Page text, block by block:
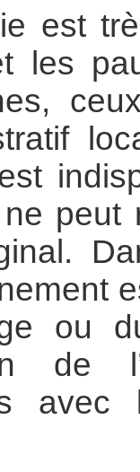
est
les
peut
ou
de
avec